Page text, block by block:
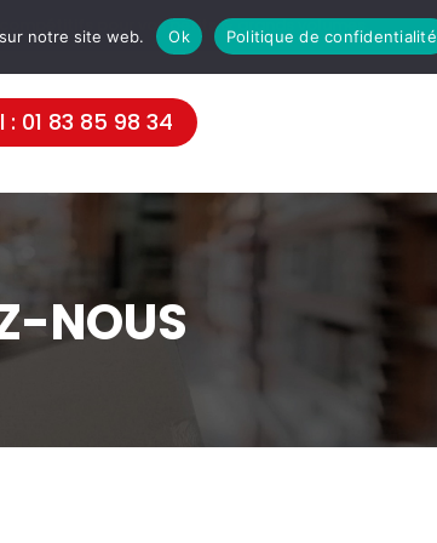
pour vos petits & grands volumes.
: 01 83 85 98 34
NOUS
notre site web. Ok Politique de confidentialité